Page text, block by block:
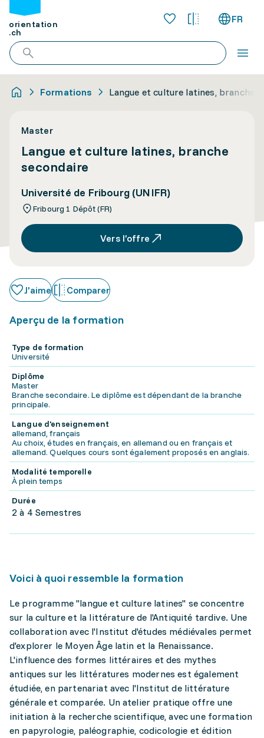
orientation
.ch
FR
Formations Langue et culture latines, branche
Master
Langue et culture latines, branche
secondaire
Université de Fribourg (UNIFR)
Fribourg 1 Dépôt (FR)
Vers l’offre
J'aime Comparer
Aperçu de la formation
Type de formation
Université
Diplôme
Master
Branche secondaire. Le diplôme est dépendant de la branche
principale.
Langue d'enseignement
allemand, français
Au choix, études en français, en allemand ou en français et
allemand. Quelques cours sont également proposés en anglais.
Modalité temporelle
À plein temps
Durée
2 à 4 Semestres
Voici à quoi ressemble la formation
Le programme "langue et culture latines" se concentre
sur la culture et la littérature de l'Antiquité tardive. Une
collaboration avec l'Institut d'études médiévales permet
d'explorer le Moyen Âge latin et la Renaissance.
L'influence des formes littéraires et des mythes
antiques sur les littératures modernes est également
étudiée, en partenariat avec l'Institut de littérature
générale et comparée. Un atelier pratique offre une
initiation à la recherche scientifique, avec une formation
en papyrologie, paléographie, codicologie et édition